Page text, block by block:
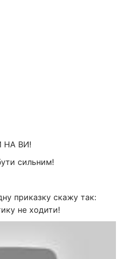
НА ВИ!
сильним!
приказку скажу так:
не ходити!